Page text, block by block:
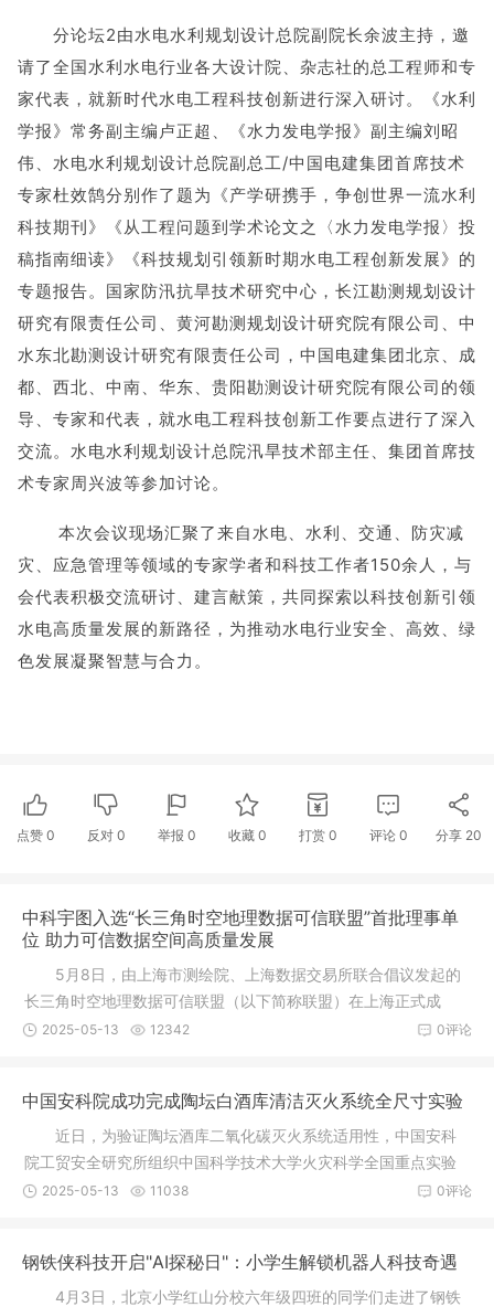
分论坛2由水电水利规划设计总院副院长余波主持，邀
请了全国水利水电行业各大设计院、杂志社的总工程师和专
家代表，就新时代水电工程科技创新进行深入研讨。《水利
学报》常务副主编卢正超、《水力发电学报》副主编刘昭
伟、水电水利规划设计总院副总工/中国电建集团首席技术
专家杜效鹄分别作了题为《产学研携手，争创世界一流水利
科技期刊》《从工程问题到学术论文之〈水力发电学报〉投
稿指南细读》《科技规划引领新时期水电工程创新发展》的
专题报告。国家防汛抗旱技术研究中心，长江勘测规划设计
研究有限责任公司、黄河勘测规划设计研究院有限公司、中
水东北勘测设计研究有限责任公司，中国电建集团北京、成
都、西北、中南、华东、贵阳勘测设计研究院有限公司的领
导、专家和代表，就水电工程科技创新工作要点进行了深入
交流。水电水利规划设计总院汛旱技术部主任、集团首席技
术专家周兴波等参加讨论。
本次会议现场汇聚了来自水电、水利、交通、防灾减
灾、应急管理等领域的专家学者和科技工作者150余人，与
会代表积极交流研讨、建言献策，共同探索以科技创新引领
水电高质量发展的新路径，为推动水电行业安全、高效、绿
色发展凝聚智慧与合力。
点赞 0 反对 0 举报 0 收藏 0 打赏 0 评论 0 分享 20
中科宇图入选“长三角时空地理数据可信联盟”首批理事单
位 助力可信数据空间高质量发展
5月8日，由上海市测绘院、上海数据交易所联合倡议发起的
长三角时空地理数据可信联盟（以下简称联盟）在上海正式成
立。联盟汇
0评论
2025-05-13 12342
中国安科院成功完成陶坛白酒库清洁灭火系统全尺寸实验
近日，为验证陶坛酒库二氧化碳灭火系统适用性，中国安科
院工贸安全研究所组织中国科学技术大学火灾科学全国重点实验
室、中国
0评论
2025-05-13 11038
钢铁侠科技开启"AI探秘日"：小学生解锁机器人科技奇遇
4月3日，北京小学红山分校六年级四班的同学们走进了钢铁